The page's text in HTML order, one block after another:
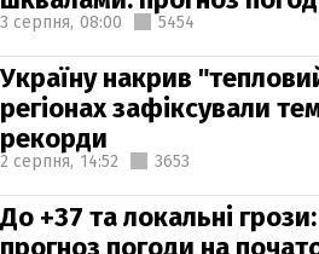
3 серпня, 08:00 5454
Україну накрив
регіонах зафіксували
рекорди
2 серпня, 14:52 3653
До +37 та локальні
прогноз погоди на